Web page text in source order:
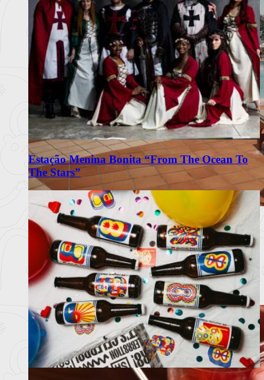
Estação Menina Bonita “From The Ocean To
The Stars”
Wine & Fado e BBQ animam agosto
no Praia D’El Rey Marriott
Resort na Costa de Prata reúne jantares vínicos, música ao
vivo e mercad
Ler mais+